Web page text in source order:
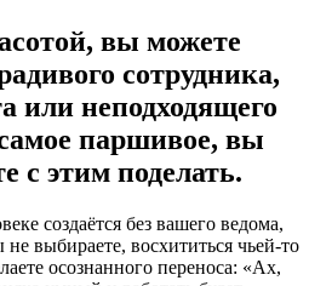
вы можете
сотрудника,
или неподходящего
паршивое, вы
с этим поделать.
создаётся без вашего ведома,
выбираете, восхититься чьей‑то
осознанного переноса: «Ах,